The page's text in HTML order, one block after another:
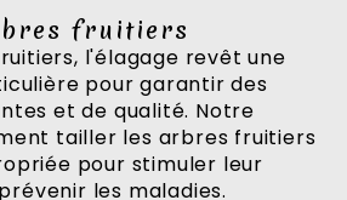
fruitiers
l'élagage revêt une
pour garantir des
et de qualité. Notre
tailler les arbres fruitiers
pour stimuler leur
les maladies.